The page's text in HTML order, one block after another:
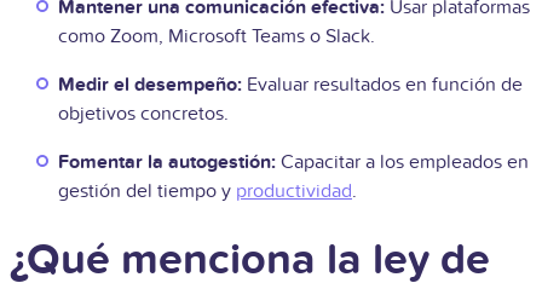
Mantener una comunicación efectiva: Usar plataformas
como Zoom, Microsoft Teams o Slack.
Medir el desempeño: Evaluar resultados en función de
objetivos concretos.
Fomentar la autogestión: Capacitar a los empleados en
gestión del tiempo y productividad.
¿Qué menciona la ley de